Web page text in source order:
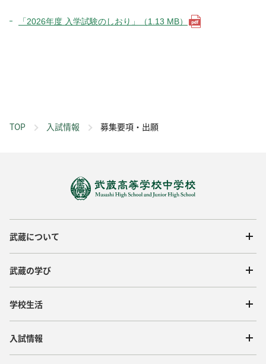
TOP 入試情報 募集要項・出願
「2026年度 入学試験のしおり」（1.13 MB）
武蔵について
武蔵の学び
学校生活
入試情報